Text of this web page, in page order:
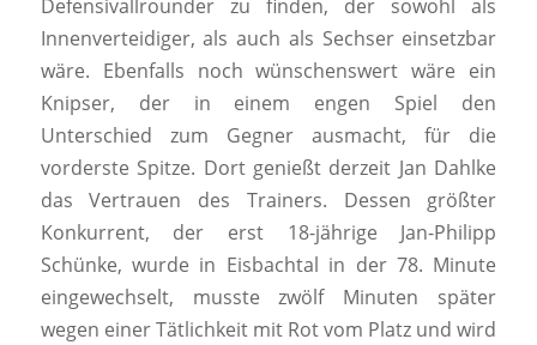
Defensivallrounder zu finden, der sowohl als
Innenverteidiger, als auch als Sechser einsetzbar
wäre. Ebenfalls noch wünschenswert wäre ein
Knipser, der in einem engen Spiel den
Unterschied zum Gegner ausmacht, für die
vorderste Spitze. Dort genießt derzeit Jan Dahlke
das Vertrauen des Trainers. Dessen größter
Konkurrent, der erst 18-jährige Jan-Philipp
Schünke, wurde in Eisbachtal in der 78. Minute
eingewechselt, musste zwölf Minuten später
wegen einer Tätlichkeit mit Rot vom Platz und wird